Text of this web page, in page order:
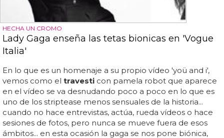
HECHA UN CROMO
Lady Gaga enseña las tetas bionicas en 'Vogue
Italia'
En lo que es un homenaje a su propio vídeo 'yoü and i',
vemos como el travesti con pamela robot que aparece
en el vídeo se va desnudando poco a poco en lo que es
uno de los striptease menos sensuales de la historia...
cuando no hace entrevistas, actúa, rueda vídeos o hace
sesiones de fotos, pero nunca se mueve fuera de esos
ámbitos... en esta ocasión la gaga se nos pone biónica,